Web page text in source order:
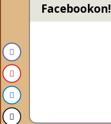
Facebookon!